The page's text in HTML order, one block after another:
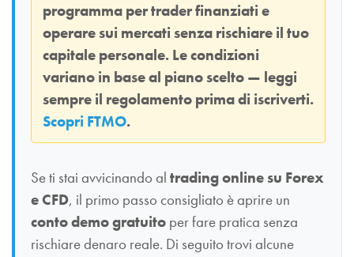
programma per trader finanziati e
operare sui mercati senza rischiare il tuo
capitale personale. Le condizioni
variano in base al piano scelto — leggi
sempre il regolamento prima di iscriverti.
Scopri FTMO.
Se ti stai avvicinando al trading online su Forex
e CFD, il primo passo consigliato è aprire un
conto demo gratuito per fare pratica senza
rischiare denaro reale. Di seguito trovi alcune